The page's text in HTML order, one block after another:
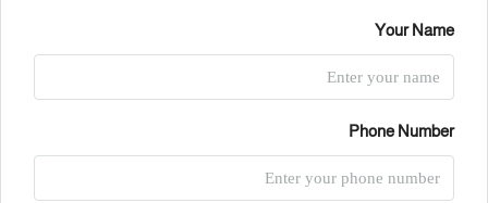
Your Name
Phone Number